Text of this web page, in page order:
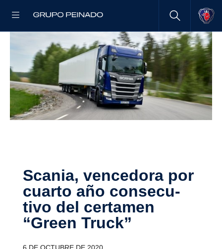
Scania, vence­dora por
cuarto año conse­cu­
tivo del certamen
“Green Truck”
6 DE OCTUBRE DE 2020